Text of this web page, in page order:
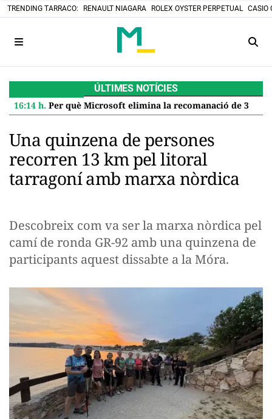
TRENDING TARRACO: RENAULT NIAGARA ROLEX OYSTER PERPETUAL CASIO
ÚLTIMES NOTÍCIES
16:14 h. Per què Microsoft elimina la recomanació de 32 GB de RAM per a Windows 11 i què significa per a tu
Una quinzena de persones
recorren 13 km pel litoral
tarragoní amb marxa nòrdica
Descobreix com va ser la marxa nòrdica pel
camí de ronda GR-92 amb una quinzena de
participants aquest dissabte a la Móra.